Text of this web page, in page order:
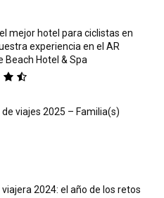
mejor hotel para ciclistas en
experiencia en el AR
Beach Hotel & Spa
viajes 2025 – Familia(s)
2024: el año de los retos